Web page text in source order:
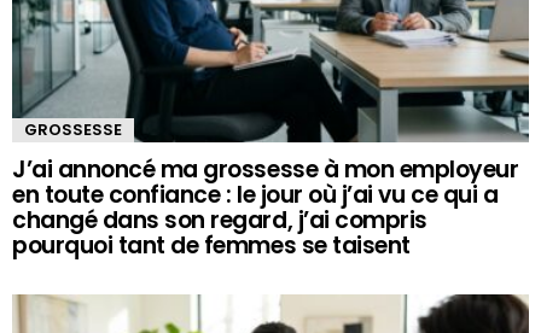
GROSSESSE
J’ai annoncé ma grossesse à mon employeur
en toute confiance : le jour où j’ai vu ce qui a
changé dans son regard, j’ai compris
pourquoi tant de femmes se taisent